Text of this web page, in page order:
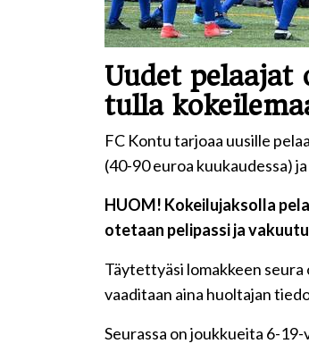
Uudet pelaajat
tulla
FC Kontu tarjoaa uusille
(40-90 euroa kuukaudessa) ja
HUOM! Kokeilujaksolla
otetaan pelipassi ja
Täytettyäsi lomakkeen
vaaditaan aina huoltajan
Seurassa on joukkueita 6-